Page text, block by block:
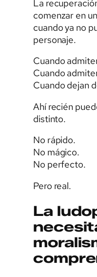
La
comenzar en
cuando ya no
personaje.
Cuando
Cuando
Cuando dejan
Ahí recién
distinto.
No rápido.
No mágico.
No perfecto.
Pero real.
La